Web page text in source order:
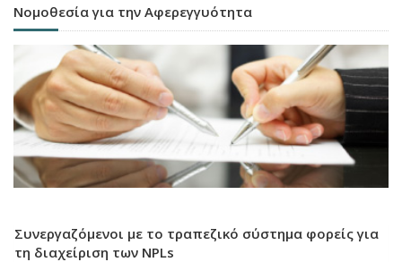
Νομοθεσία για την Αφερεγγυότητα
Συνεργαζόμενοι με το τραπεζικό σύστημα φορείς για
τη διαχείριση των NPLs